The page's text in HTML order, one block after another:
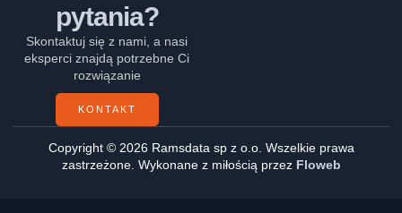
pytania?
Skontaktuj się z nami, a nasi
eksperci znajdą potrzebne Ci
rozwiązanie
KONTAKT
Copyright © 2026 Ramsdata sp z o.o. Wszelkie prawa
zastrzeżone. Wykonane z miłością przez Floweb